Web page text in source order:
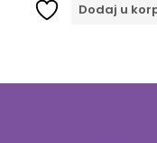
Dodaj u